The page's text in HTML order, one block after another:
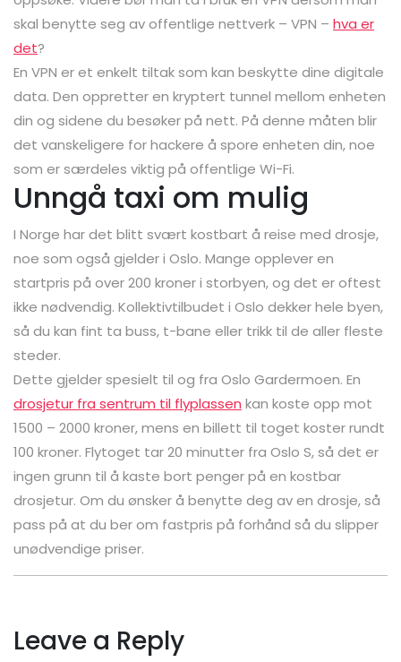
skal benytte seg av offentlige nettverk – VPN – hva er
det?
En VPN er et enkelt tiltak som kan beskytte dine digitale
data. Den oppretter en kryptert tunnel mellom enheten
din og sidene du besøker på nett. På denne måten blir
det vanskeligere for hackere å spore enheten din, noe
som er særdeles viktig på offentlige Wi-Fi.
Unngå taxi om mulig
I Norge har det blitt svært kostbart å reise med drosje,
noe som også gjelder i Oslo. Mange opplever en
startpris på over 200 kroner i storbyen, og det er oftest
ikke nødvendig. Kollektivtilbudet i Oslo dekker hele byen,
så du kan fint ta buss, t-bane eller trikk til de aller fleste
steder.
Dette gjelder spesielt til og fra Oslo Gardermoen. En
drosjetur fra sentrum til flyplassen kan koste opp mot
1500 – 2000 kroner, mens en billett til toget koster rundt
100 kroner. Flytoget tar 20 minutter fra Oslo S, så det er
ingen grunn til å kaste bort penger på en kostbar
drosjetur. Om du ønsker å benytte deg av en drosje, så
pass på at du ber om fastpris på forhånd så du slipper
unødvendige priser.
Leave a Reply